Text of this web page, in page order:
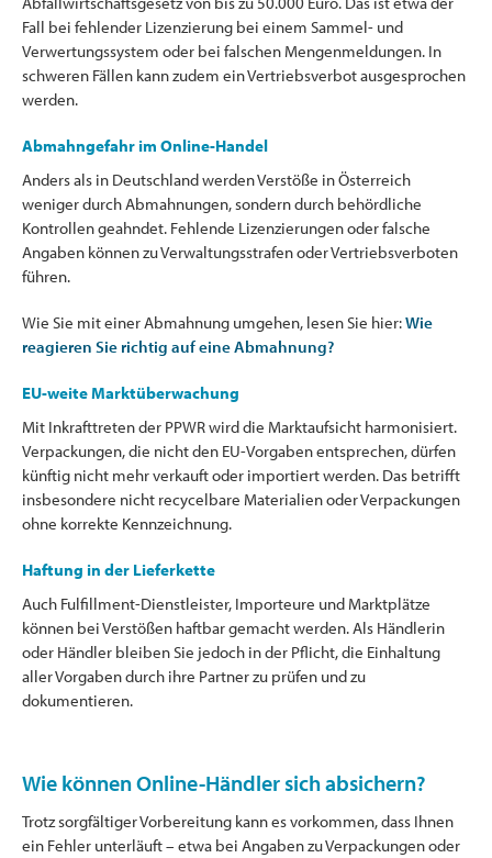
Fall bei fehlender Lizenzierung bei einem Sammel- und
Verwertungssystem oder bei falschen Mengenmeldungen. In
schweren Fällen kann zudem ein Vertriebsverbot ausgesprochen
werden.
Abmahngefahr im Online-Handel
Anders als in Deutschland werden Verstöße in Österreich
weniger durch Abmahnungen, sondern durch behördliche
Kontrollen geahndet. Fehlende Lizenzierungen oder falsche
Angaben können zu Verwaltungsstrafen oder Vertriebsverboten
führen.
Wie Sie mit einer Abmahnung umgehen, lesen Sie hier:Wie
reagieren Sie richtig auf eine Abmahnung?
EU-weite Marktüberwachung
Mit Inkrafttreten der PPWR wird die Marktaufsicht harmonisiert.
Verpackungen, die nicht den EU-Vorgaben entsprechen, dürfen
künftig nicht mehr verkauft oder importiert werden. Das betrifft
insbesondere nicht recycelbare Materialien oder Verpackungen
ohne korrekte Kennzeichnung.
Haftung in der Lieferkette
Auch Fulfillment-Dienstleister, Importeure und Marktplätze
können bei Verstößen haftbar gemacht werden. Als Händlerin
oder Händler bleiben Sie jedoch in der Pflicht, die Einhaltung
aller Vorgaben durch ihre Partner zu prüfen und zu
dokumentieren.
Wie können Online-Händler sich absichern?
Trotz sorgfältiger Vorbereitung kann es vorkommen, dass Ihnen
ein Fehler unterläuft – etwa bei Angaben zu Verpackungen oder